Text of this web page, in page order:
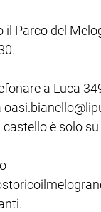
il Parco del
a Luca
è solo